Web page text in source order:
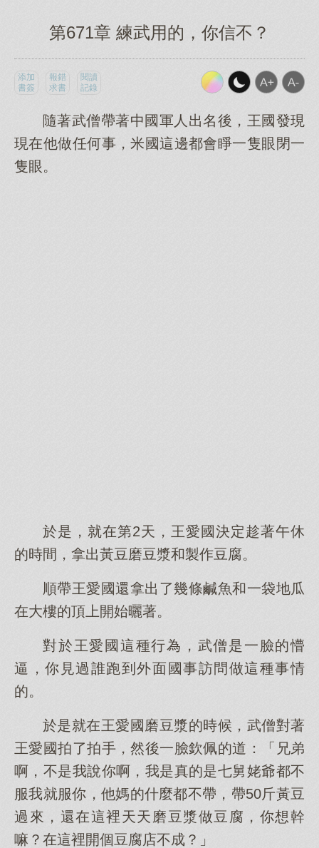
第671章 練武用的，你信不？
添加
書簽
報錯
求書
閱讀
記錄
隨著武僧帶著中國軍人出名後，王國發現
現在他做任何事，米國這邊都會睜一隻眼閉一
隻眼。
於是，就在第2天，王愛國決定趁著午休
的時間，拿出黃豆磨豆漿和製作豆腐。
順帶王愛國還拿出了幾條鹹魚和一袋地瓜
在大樓的頂上開始曬著。
對於王愛國這種行為，武僧是一臉的懵
逼，你見過誰跑到外面國事訪問做這種事情
的。
於是就在王愛國磨豆漿的時候，武僧對著
王愛國拍了拍手，然後一臉欽佩的道：「兄弟
啊，不是我說你啊，我是真的是七舅姥爺都不
服我就服你，他媽的什麼都不帶，帶50斤黃豆
過來，還在這裡天天磨豆漿做豆腐，你想幹
嘛？在這裡開個豆腐店不成？」